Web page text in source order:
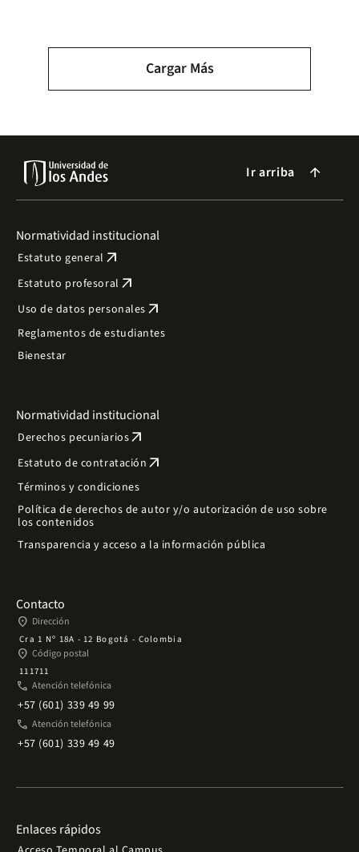
Paginación
Cargar Más
Ir arriba arrow_forward
Normatividad institucional
Estatuto general arrow_outward
Estatuto profesoral arrow_outward
Uso de datos personales arrow_outward
Reglamentos de estudiantes
Bienestar
Normatividad institucional
Derechos pecuniariosarrow_outward
Estatuto de contratación arrow_outward
Términos y condiciones
Política de derechos de autor y/o autorización de uso sobre
los contenidos
Transparencia y acceso a la información pública
Contacto
place Dirección
Cra 1 Nº 18A - 12 Bogotá - Colombia
place Código postal
111711
phone Atención telefónica
+57 (601) 339 49 99
phone Atención telefónica
+57 (601) 339 49 49
Enlaces rápidos